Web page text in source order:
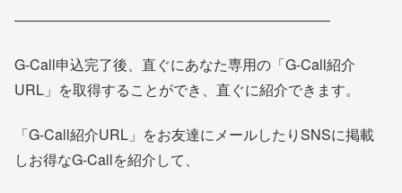
――――――――――――――――――――――
G-Call申込完了後、直ぐにあなた専用の「G-Call紹介
URL」を取得することができ、直ぐに紹介できます。
「G-Call紹介URL」をお友達にメールしたりSNSに掲載
しお得なG-Callを紹介して、